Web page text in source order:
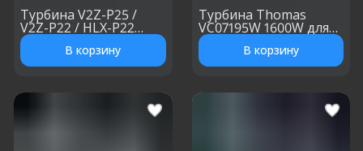
Турбина V2Z-P25 /
V2Z-P22 / HLX-P22
1400W, h: 132 мм, d: 132
мм В корзину
Турбина Thomas
VC07195W 1600W для
моющего пылесоса, h:
130 мм, d: 134 мм
В корзину